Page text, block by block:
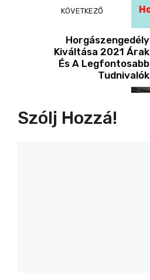
KÖVETKEZŐ
Horgászengedély
Kiváltása 2021 Árak
És A Legfontosabb
Tudnivalók
Szólj Hozzá!